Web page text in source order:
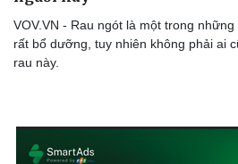
VOV.VN - Rau ngót là một trong
rất bổ dưỡng, tuy nhiên không phải ai
rau này.